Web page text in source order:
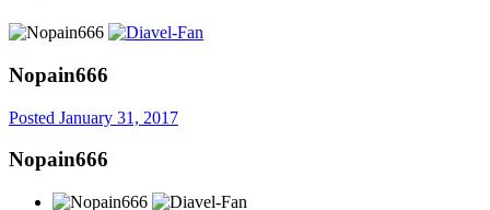
Nopain666
Posted January 31, 2017
Nopain666